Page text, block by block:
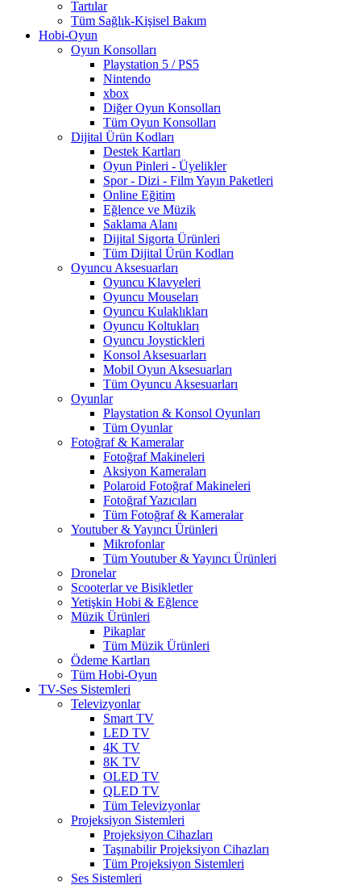
Tartılar
Tüm Sağlık-Kişisel Bakım
Hobi-Oyun
Oyun Konsolları
Playstation 5 / PS5
Nintendo
xbox
Diğer Oyun Konsolları
Tüm Oyun Konsolları
Dijital Ürün Kodları
Destek Kartları
Oyun Pinleri - Üyelikler
Spor - Dizi - Film Yayın Paketleri
Online Eğitim
Eğlence ve Müzik
Saklama Alanı
Dijital Sigorta Ürünleri
Tüm Dijital Ürün Kodları
Oyuncu Aksesuarları
Oyuncu Klavyeleri
Oyuncu Mouseları
Oyuncu Kulaklıkları
Oyuncu Koltukları
Oyuncu Joystickleri
Konsol Aksesuarları
Mobil Oyun Aksesuarları
Tüm Oyuncu Aksesuarları
Oyunlar
Playstation & Konsol Oyunları
Tüm Oyunlar
Fotoğraf & Kameralar
Fotoğraf Makineleri
Aksiyon Kameraları
Polaroid Fotoğraf Makineleri
Fotoğraf Yazıcıları
Tüm Fotoğraf & Kameralar
Youtuber & Yayıncı Ürünleri
Mikrofonlar
Tüm Youtuber & Yayıncı Ürünleri
Dronelar
Scooterlar ve Bisikletler
Yetişkin Hobi & Eğlence
Müzik Ürünleri
Pikaplar
Tüm Müzik Ürünleri
Ödeme Kartları
Tüm Hobi-Oyun
TV-Ses Sistemleri
Televizyonlar
Smart TV
LED TV
4K TV
8K TV
OLED TV
QLED TV
Tüm Televizyonlar
Projeksiyon Sistemleri
Projeksiyon Cihazları
Taşınabilir Projeksiyon Cihazları
Tüm Projeksiyon Sistemleri
Ses Sistemleri